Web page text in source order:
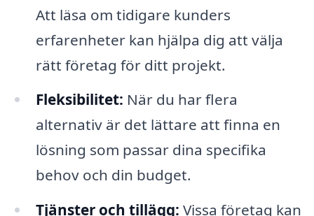
Att läsa om tidigare kunders
erfarenheter kan hjälpa dig att välja
rätt företag för ditt projekt.
Fleksibilitet: När du har flera
alternativ är det lättare att finna en
lösning som passar dina specifika
behov och din budget.
Tjänster och tillägg: Vissa företag kan